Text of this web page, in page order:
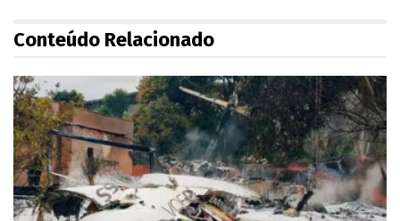
Conteúdo Relacionado